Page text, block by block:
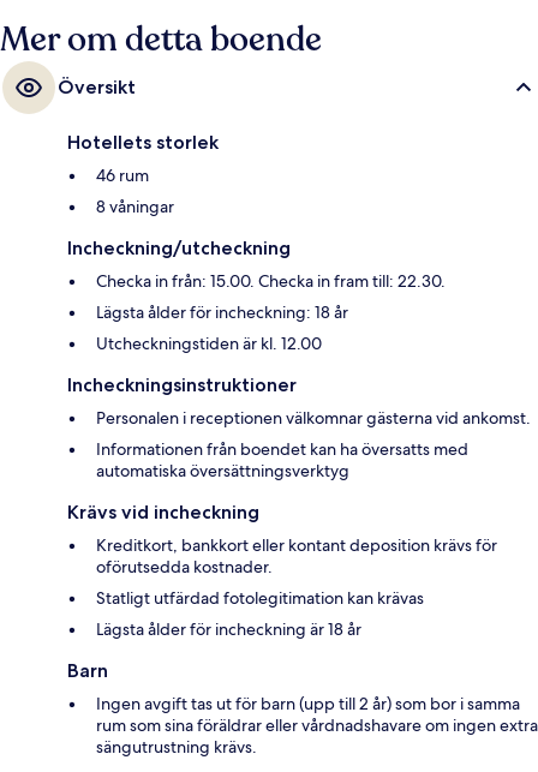
Mer om detta boende
Översikt
Hotellets storlek
46 rum
8 våningar
Incheckning/utcheckning
Checka in från: 15.00. Checka in fram till: 22.30.
Lägsta ålder för incheckning: 18 år
Utcheckningstiden är kl. 12.00
Incheckningsinstruktioner
Personalen i receptionen välkomnar gästerna vid ankomst.
Informationen från boendet kan ha översatts med
automatiska översättningsverktyg
Krävs vid incheckning
Kreditkort, bankkort eller kontant deposition krävs för
oförutsedda kostnader.
Statligt utfärdad fotolegitimation kan krävas
Lägsta ålder för incheckning är 18 år
Barn
Ingen avgift tas ut för barn (upp till 2 år) som bor i samma
rum som sina föräldrar eller vårdnadshavare om ingen extra
sängutrustning krävs.